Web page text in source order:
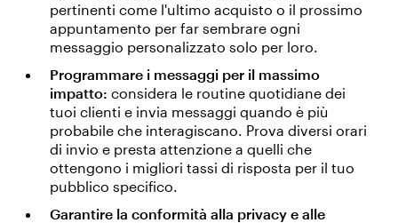
pertinenti come l'ultimo acquisto o il prossimo
appuntamento per far sembrare ogni
messaggio personalizzato solo per loro.
Programmare i messaggi per il massimo
impatto: considera le routine quotidiane dei
tuoi clienti e invia messaggi quando è più
probabile che interagiscano. Prova diversi orari
di invio e presta attenzione a quelli che
ottengono i migliori tassi di risposta per il tuo
pubblico specifico.
Garantire la conformità alla privacy e alle